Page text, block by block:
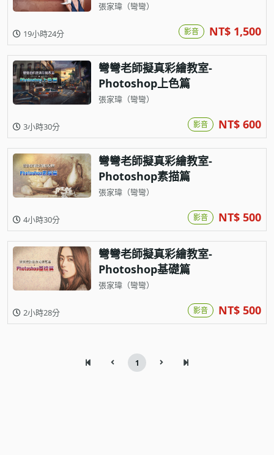
張家瑋（彎彎）
19小時24分 影音 NT$ 1,500
彎彎老師擬真彩繪教室-
Photoshop上色篇
張家瑋（彎彎）
3小時30分 影音 NT$ 600
彎彎老師擬真彩繪教室-
Photoshop素描篇
張家瑋（彎彎）
4小時30分 影音 NT$ 500
彎彎老師擬真彩繪教室-
Photoshop基礎篇
張家瑋（彎彎）
2小時28分 影音 NT$ 500
1